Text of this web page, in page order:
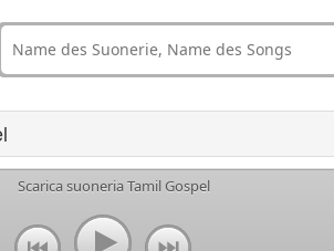
Scarica suoneria Tamil Gospel